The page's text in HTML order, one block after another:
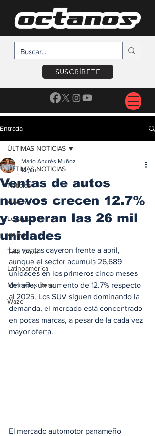
SUSCRÍBETE
Entrada
ÚLTIMAS NOTICIAS
Noticias
A Motor
Locales
Voltaje
Test Drive
Latinoamérica
Mercedes Benz
Waze
ÚLTIMAS NOTICIAS
Ventas de autos
nuevos crecen 12.7%
y superan las 26 mil
unidades
Mario Andrés Muñoz
13 jun
Las ventas cayeron frente a abril,
aunque el sector acumula 26,689
unidades en los primeros cinco meses
del año, un aumento de 12.7% respecto
al 2025. Los SUV siguen dominando la
demanda, el mercado está concentrado
en pocas marcas, a pesar de la cada vez
mayor oferta.
El mercado automotor panameño